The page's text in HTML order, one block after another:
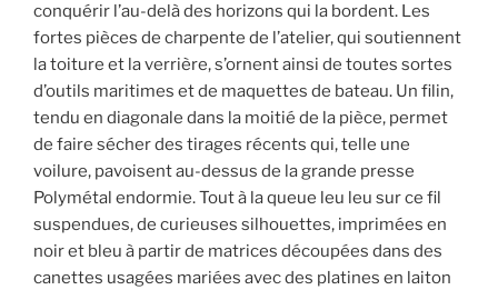
conquérir l’au-delà des horizons qui la bordent. Les
fortes pièces de charpente de l’atelier, qui soutiennent
la toiture et la verrière, s’ornent ainsi de toutes sortes
d’outils maritimes et de maquettes de bateau. Un filin,
tendu en diagonale dans la moitié de la pièce, permet
de faire sécher des tirages récents qui, telle une
voilure, pavoisent au-dessus de la grande presse
Polymétal endormie. Tout à la queue leu leu sur ce fil
suspendues, de curieuses silhouettes, imprimées en
noir et bleu à partir de matrices découpées dans des
canettes usagées mariées avec des platines en laiton